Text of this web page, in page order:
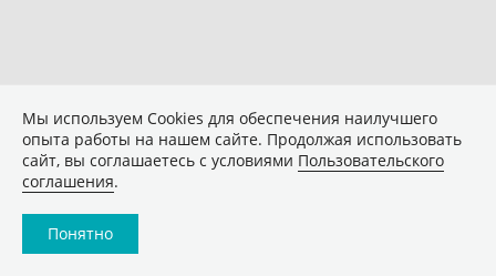
Мы используем Сookies для обеспечения наилучшего
опыта работы на нашем сайте. Продолжая использовать
сайт, вы соглашаетесь с условиями Пользовательского
соглашения.
Понятно